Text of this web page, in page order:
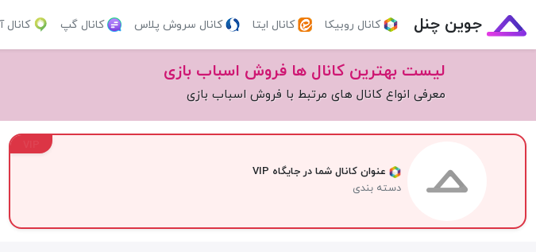
جوین چنل کانال روبیکا کانال ایتا کانال سروش پلاس کانال گپ
لیست بهترین کانال ها فروش اسباب بازی
معرفی انواع کانال های مرتبط با فروش اسباب بازی
عنوان کانال شما در جایگاه VIP
دسته بندی